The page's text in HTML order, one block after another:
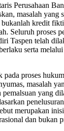
Perusahaan
masalah yang
kredit
Seluruh proses
Taspen telah
serta
pada proses
masalah
yang
merupakan
dan bukan